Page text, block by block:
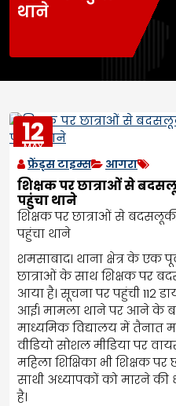
थाने
12
MAY
2023
फ्रेंड्स टाइम्स आगरा
शिक्षक पर छात्राओं से
पहुंचा थाने
शिक्षक पर छात्राओं से
पहुंचा थाने
शमसाबाद। थाना क्षेत्र के एक
छात्राओं के साथ शिक्षक पर
आया है। सूचना पर पहुंची 112
आई। मामला थाने पर आने के
माध्यमिक विद्यालय में तैनात
वीडियो सोशल मीडिया पर
महिला शिक्षिका भी शिक्षक
साथी अध्यापकों को मारने
है।